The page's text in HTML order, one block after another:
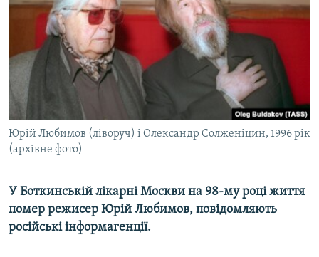
ВСЕ ЗА ДЕНЬ
СПЕЦПРОЕКТИ
ДЕПОРТАЦІЯ
ВІДЕОУРОКИ «ELIFBE»
СВІДЧЕННЯ ОКУПАЦІЇ
УКРАЇНСЬКА ПРОБЛЕМА КРИМУ
ЯК ОБІЙТИ БЛОКУВАННЯ
Русский
Qırımtatar
Усі сайти RFE/RL
Юрій Любимов (ліворуч) і Олександр Солженіцин, 1996 рік
(архівне фото)
У Боткинській лікарні Москви на 98-му році життя
помер режисер Юрій Любимов, повідомляють
російські інформагенції.